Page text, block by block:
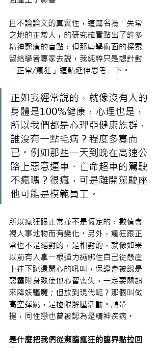
且不論論文的真實性，這篇名為「失常
之地的正常人」的研究確實點出了許多
精神醫療的盲點，但那些學術面的探索
留給學者專家去說，我純粹只是想針對
「正常/瘋狂」這點延伸思考一下。
正如我經常說的，就像沒有人的
身體是100%健康，心理也是，
所以我們都是心理亞健康族群，
誰沒有一點毛病？程度多寡而
已。例如那些一天到晚在高速公
路上惡意逼車、亡命超車的駕駛
不瘋嗎？很瘋，可是離開駕駛座
他可能是模範員工。
所以瘋狂跟正常並不是恆定的，數值會
視人事地物而有變化。另外，瘋狂跟正
常也不是絕對的，是相對的，就像如果
以前有人拿一根彈力繩綁住自己從懸崖
上往下跳還開心的吼叫，保證會被說是
惡靈附身致使他心智喪失，一定要關起
來降妖驅魔；但放到現代呢？那個叫做
高空彈跳，是極限解壓活動。順帶一
提，同性戀也曾被認為是精神疾病。
是什麼把我們從瀕臨瘋狂的臨界點拉回